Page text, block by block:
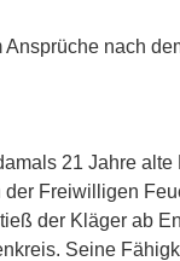
nach
21 Jahre
Freiwilligen
der Kläger ab
Seine